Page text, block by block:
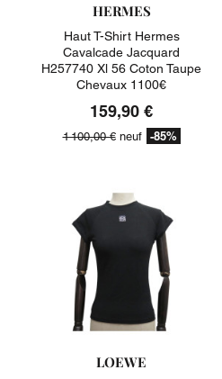
HERMES
Haut T-Shirt Hermes
Cavalcade Jacquard
H257740 Xl 56 Coton Taupe
Chevaux 1100€
159,90 €
1 100,00 €neuf -85%
LOEWE